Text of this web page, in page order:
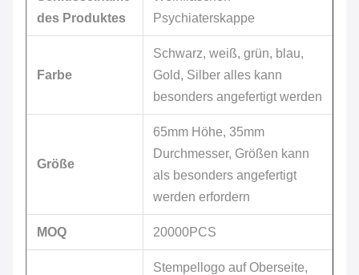
des Produktes
Psychiaterskappe
Farbe
Schwarz, weiß, grün, blau,
Gold, Silber alles kann
besonders angefertigt werden
Größe
65mm Höhe, 35mm
Durchmesser, Größen kann
als besonders angefertigt
werden erfordern
MOQ 20000PCS
Stempellogo auf Oberseite,